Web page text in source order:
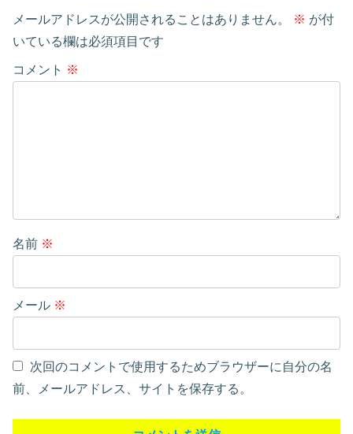
メールアドレスが公開されることはありません。 ※ が付
いている欄は必須項目です
コメント ※
名前 ※
メール ※
次回のコメントで使用するためブラウザーに自分の名
前、メールアドレス、サイトを保存する。